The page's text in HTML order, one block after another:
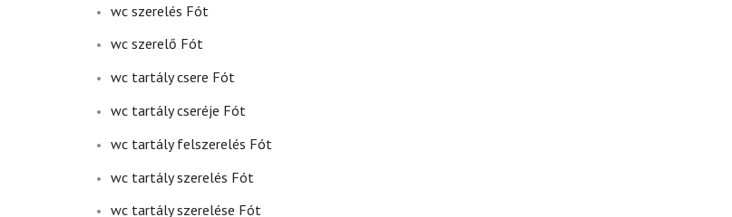
wc szerelés Fót
wc szerelő Fót
wc tartály csere Fót
wc tartály cseréje Fót
wc tartály felszerelés Fót
wc tartály szerelés Fót
wc tartály szerelése Fót